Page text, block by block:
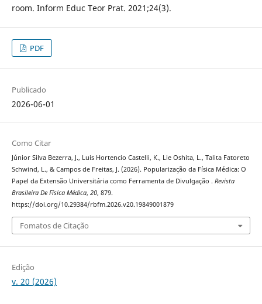
room. Inform Educ Teor Prat. 2021;24(3).
PDF
Publicado
2026-06-01
Como Citar
Júnior Silva Bezerra, J., Luis Hortencio Castelli, K., Lie Oshita, L., Talita Fatoreto
Schwind, L., & Campos de Freitas, J. (2026). Popularização da Física Médica: O
Papel da Extensão Universitária como Ferramenta de Divulgação . Revista
Brasileira De Física Médica, 20, 879.
https://doi.org/10.29384/rbfm.2026.v20.19849001879
Fomatos de Citação
Edição
v. 20 (2026)